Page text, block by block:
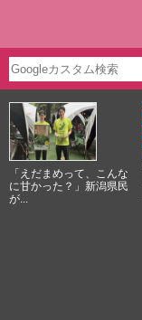
「えだまめって、こんな
に甘かった？」新潟県民
が...